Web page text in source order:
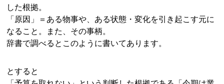
した根拠。
「原因」＝ある物事や、ある状態・変化を引き起こす元に
なること。また、その事柄。
辞書で調べるとこのように書いてあります。
とすると